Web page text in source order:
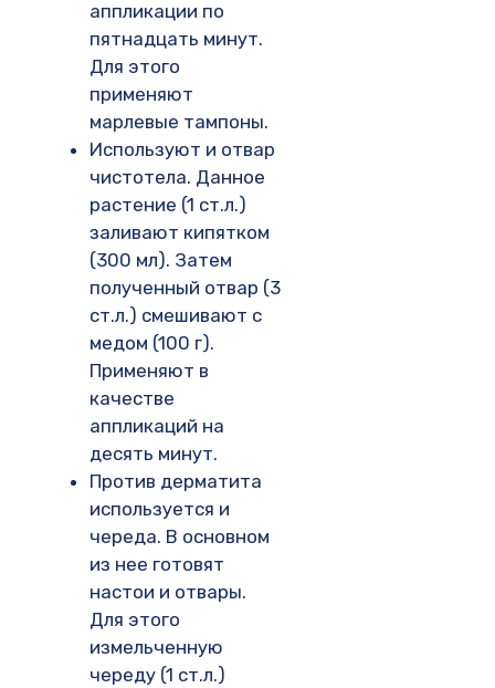
аппликации по
пятнадцать минут.
Для этого
применяют
марлевые тампоны.
Используют и отвар
чистотела. Данное
растение (1 ст.л.)
заливают кипятком
(300 мл). Затем
полученный отвар (3
ст.л.) смешивают с
медом (100 г).
Применяют в
качестве
аппликаций на
десять минут.
Против дерматита
используется и
череда. В основном
из нее готовят
настои и отвары.
Для этого
измельченную
череду (1 ст.л.)